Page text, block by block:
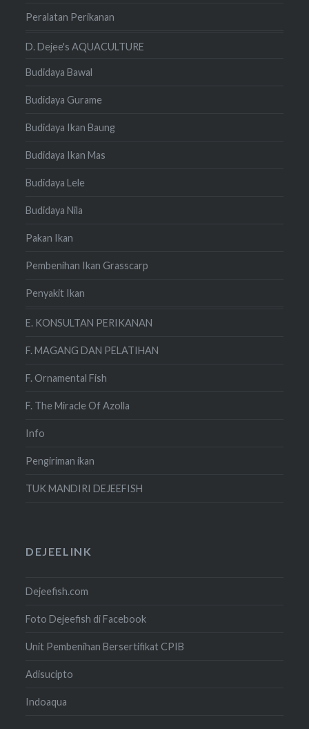
Peralatan Perikanan
D. Dejee's AQUACULTURE
Budidaya Bawal
Budidaya Gurame
Budidaya Ikan Baung
Budidaya Ikan Mas
Budidaya Lele
Budidaya Nila
Pakan Ikan
Pembenihan Ikan Grasscarp
Penyakit Ikan
E. KONSULTAN PERIKANAN
F. MAGANG DAN PELATIHAN
F. Ornamental Fish
F. The Miracle Of Azolla
Info
Pengiriman ikan
TUK MANDIRI DEJEEFISH
DEJEELINK
Dejeefish.com
Foto Dejeefish di Facebook
Unit Pembenihan Bersertifikat CPIB
Adisucipto
Indoaqua